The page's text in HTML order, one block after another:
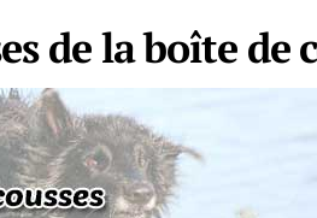
de la boîte de